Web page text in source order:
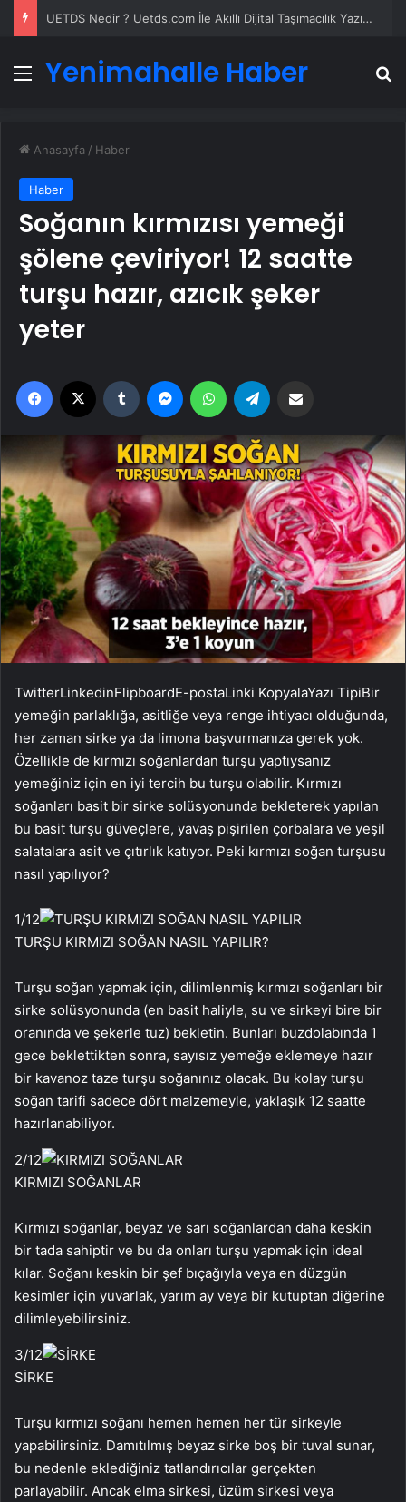
UETDS Nedir ? Uetds.com İle Akıllı Dijital Taşımacılık Yazılımı
Menü
Yenimahalle Haber
Anasayfa / Haber
Haber
Soğanın kırmızısı yemeği
şölene çeviriyor! 12 saatte
turşu hazır, azıcık şeker
yeter
Facebook Tumblr MessengerWhatsApp
TwitterLinkedinFlipboardE-postaLinki KopyalaYazı TipiBir
yemeğin parlaklığa, asitliğe veya renge ihtiyacı olduğunda,
her zaman sirke ya da limona başvurmanıza gerek yok.
Özellikle de kırmızı soğanlardan turşu yaptıysanız
yemeğiniz için en iyi tercih bu turşu olabilir. Kırmızı
soğanları basit bir sirke solüsyonunda bekleterek yapılan
bu basit turşu güveçlere, yavaş pişirilen çorbalara ve yeşil
salatalara asit ve çıtırlık katıyor. Peki kırmızı soğan turşusu
nasıl yapılıyor?
1/12
TURŞU KIRMIZI SOĞAN NASIL YAPILIR?
Turşu soğan yapmak için, dilimlenmiş kırmızı soğanları bir
sirke solüsyonunda (en basit haliyle, su ve sirkeyi bire bir
oranında ve şekerle tuz) bekletin. Bunları buzdolabında 1
gece beklettikten sonra, sayısız yemeğe eklemeye hazır
bir kavanoz taze turşu soğanınız olacak. Bu kolay turşu
soğan tarifi sadece dört malzemeyle, yaklaşık 12 saatte
hazırlanabiliyor.
2/12
KIRMIZI SOĞANLAR
Kırmızı soğanlar, beyaz ve sarı soğanlardan daha keskin
bir tada sahiptir ve bu da onları turşu yapmak için ideal
kılar. Soğanı keskin bir şef bıçağıyla veya en düzgün
kesimler için yuvarlak, yarım ay veya bir kutuptan diğerine
dilimleyebilirsiniz.
3/12
SİRKE
Turşu kırmızı soğanı hemen hemen her tür sirkeyle
yapabilirsiniz. Damıtılmış beyaz sirke boş bir tuval sunar,
bu nedenle eklediğiniz tatlandırıcılar gerçekten
parlayabilir. Ancak elma sirkesi, üzüm sirkesi veya